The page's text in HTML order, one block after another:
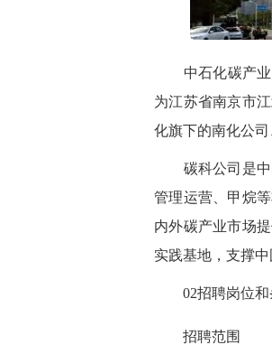
中石化碳产业
为江苏省南京市
化旗下的南化公
碳科公司是中
管理运营、甲烷
内外碳产业市场
实践基地，支撑
02招聘岗位
招聘范围